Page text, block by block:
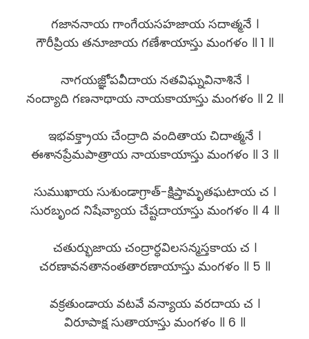
గజాననాయ గాంగేయసహజాయ సదాత్మనే ।
గౌరీప్రియ తనూజాయ గణేశాయాస్తు మంగళం ॥ 1 ॥
నాగయజ్ఞోపవీదాయ నతవిఘ్నవినాశినే ।
నంద్యాది గణనాథాయ నాయకాయాస్తు మంగళం ॥ 2 ॥
ఇభవక్త్రాయ చేంద్రాది వందితాయ చిదాత్మనే ।
ఈశానప్రేమపాత్రాయ నాయకాయాస్తు మంగళం ॥ 3 ॥
సుముఖాయ సుశుండాగ్రాత్-క్షిప్తామృతఘటాయ చ ।
సురబృంద నిషేవ్యాయ చేష్టదాయాస్తు మంగళం ॥ 4 ॥
చతుర్భుజాయ చంద్రార్ధవిలసన్మస్తకాయ చ ।
చరణావనతానంతతారణాయాస్తు మంగళం ॥ 5 ॥
వక్రతుండాయ వటవే వన్యాయ వరదాయ చ ।
విరూపాక్ష సుతాయాస్తు మంగళం ॥ 6 ॥